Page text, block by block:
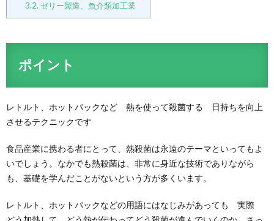
3.2. ゼリー製造、魚介類加工業
ポイント
レトルト、ホットパックなど 熱を使って殺菌する 日持ちを向上
させるテクニックです
食品産業に携わる者にとって、熱殺菌は永遠のテーマといってもよ
いでしょう。なかでも熱殺菌は、非常に身近な技術でありながら
も、基礎を学んだことがないという方が多くいます。
レトルト、ホットパックなどの用語にはなじみがあっても 実際